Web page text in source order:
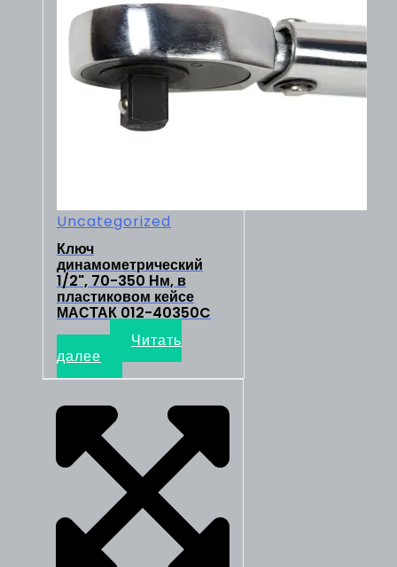
Uncategorized
Ключ
динамометрический
1/2", 70-350 Нм, в
пластиковом кейсе
МАСТАК 012-40350C
9480₽ Читать
далее